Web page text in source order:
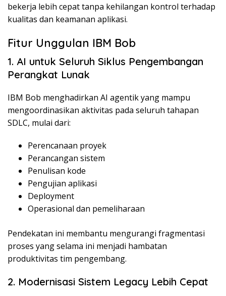
bekerja lebih cepat tanpa kehilangan kontrol terhadap
kualitas dan keamanan aplikasi.
Fitur Unggulan IBM Bob
1. AI untuk Seluruh Siklus Pengembangan
Perangkat Lunak
IBM Bob menghadirkan AI agentik yang mampu
mengoordinasikan aktivitas pada seluruh tahapan
SDLC, mulai dari:
Perencanaan proyek
Perancangan sistem
Penulisan kode
Pengujian aplikasi
Deployment
Operasional dan pemeliharaan
Pendekatan ini membantu mengurangi fragmentasi
proses yang selama ini menjadi hambatan
produktivitas tim pengembang.
2. Modernisasi Sistem Legacy Lebih Cepat